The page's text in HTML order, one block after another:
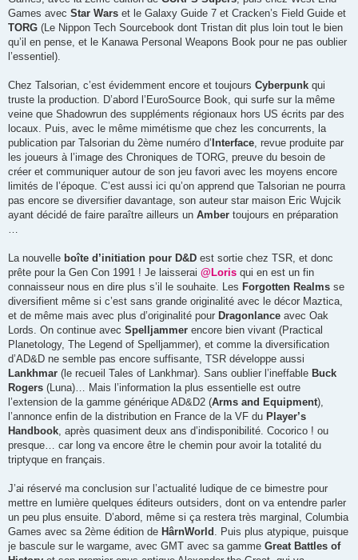
Games avec Star Wars et le Galaxy Guide 7 et Cracken’s Field Guide et
TORG (Le Nippon Tech Sourcebook dont Tristan dit plus loin tout le bien
qu’il en pense, et le Kanawa Personal Weapons Book pour ne pas oublier
l’essentiel).
Chez Talsorian, c’est évidemment encore et toujours Cyberpunk qui
truste la production. D’abord l’EuroSource Book, qui surfe sur la même
veine que Shadowrun des suppléments régionaux hors US écrits par des
locaux. Puis, avec le même mimétisme que chez les concurrents, la
publication par Talsorian du 2ème numéro d’ Interface , revue produite par
les joueurs à l’image des Chroniques de TORG, preuve du besoin de
créer et communiquer autour de son jeu favori avec les moyens encore
limités de l’époque. C’est aussi ici qu’on apprend que Talsorian ne pourra
pas encore se diversifier davantage, son auteur star maison Eric Wujcik
ayant décidé de faire paraître ailleurs un Amber toujours en préparation
La nouvelle boîte d’initiation pour D&D est sortie chez TSR, et donc
prête pour la Gen Con 1991 ! Je laisserai @Loris qui en est un fin
connaisseur nous en dire plus s’il le souhaite. Les Forgotten Realms se
diversifient même si c’est sans grande originalité avec le décor Maztica,
et de même mais avec plus d’originalité pour Dragonlance avec Oak
Lords. On continue avec Spelljammer encore bien vivant (Practical
Planetology, The Legend of Spelljammer), et comme la diversification
d’AD&D ne semble pas encore suffisante, TSR développe aussi
Lankhmar (le recueil Tales of Lankhmar). Sans oublier l’ineffable Buck
Rogers (Luna)… Mais l’information la plus essentielle est outre
l’extension de la gamme générique AD&D2 (Arms and Equipment),
l’annonce enfin de la distribution en France de la VF du Player’s
Handbook , après quasiment deux ans d’indisponibilité. Cocorico ! ou
presque… car long va encore être le chemin pour avoir la totalité du
triptyque en français.
J’ai réservé ma conclusion sur l’actualité ludique de ce bimestre pour
mettre en lumière quelques éditeurs outsiders, dont on va entendre parler
un peu plus ensuite. D’abord, même si ça restera très marginal, Columbia
Games avec sa 2ème édition de HârnWorld
. Puis plus atypique, puisque
je bascule sur le wargame, avec GMT avec sa gamme Great Battles of